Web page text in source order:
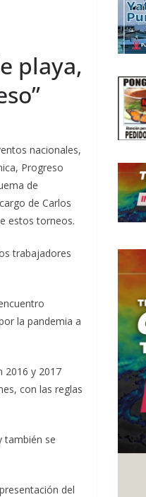
playa,
nacionales,
Progreso
de
de Carlos
estos torneos.
trabajadores
la pandemia a
2016 y 2017
con las reglas
también se
del